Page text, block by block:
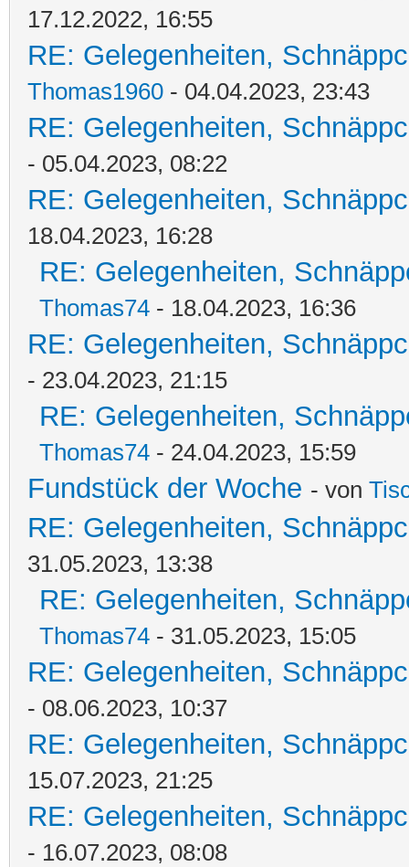
17.12.2022, 16:55
RE: Gelegenheiten,
Thomas1960 - 04.04.2023, 23:43
RE: Gelegenheiten,
- 05.04.2023, 08:22
RE: Gelegenheiten,
18.04.2023, 16:28
RE: Gelegenheiten,
Thomas74 - 18.04.2023, 16:36
RE: Gelegenheiten,
- 23.04.2023, 21:15
RE: Gelegenheiten,
Thomas74 - 24.04.2023, 15:59
Fundstück der Woche - von
RE: Gelegenheiten,
31.05.2023, 13:38
RE: Gelegenheiten,
Thomas74 - 31.05.2023, 15:05
RE: Gelegenheiten,
- 08.06.2023, 10:37
RE: Gelegenheiten,
15.07.2023, 21:25
RE: Gelegenheiten,
- 16.07.2023, 08:08